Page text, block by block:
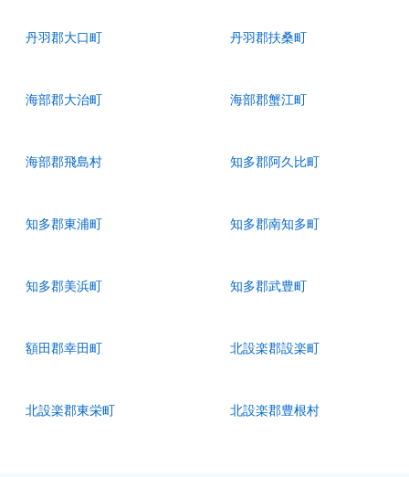
丹羽郡大口町 丹羽郡扶桑町
海部郡大治町 海部郡蟹江町
海部郡飛島村 知多郡阿久比町
知多郡東浦町 知多郡南知多町
知多郡美浜町 知多郡武豊町
額田郡幸田町 北設楽郡設楽町
北設楽郡東栄町 北設楽郡豊根村